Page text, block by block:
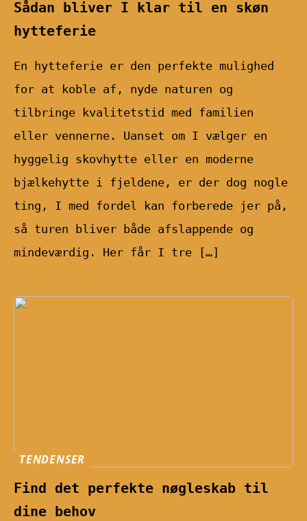
Sådan bliver I klar til en skøn
hytteferie
En hytteferie er den perfekte mulighed
for at koble af, nyde naturen og
tilbringe kvalitetstid med familien
eller vennerne. Uanset om I vælger en
hyggelig skovhytte eller en moderne
bjælkehytte i fjeldene, er der dog nogle
ting, I med fordel kan forberede jer på,
så turen bliver både afslappende og
mindeværdig. Her får I tre […]
TENDENSER
Find det perfekte nøgleskab til
dine behov